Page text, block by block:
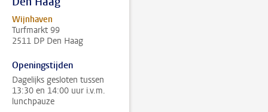
Wijnhaven
Turfmarkt 99
2511 DP Den Haag
Openingstijden
Dagelijks gesloten tussen
13:30 en 14:00 uur i.v.m.
lunchpauze